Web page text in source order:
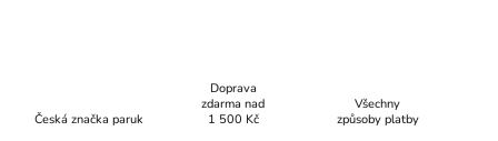
ý
p
Česká značka paruk
Doprava
zdarma nad
1 500 Kč
Všechny
způsoby platby